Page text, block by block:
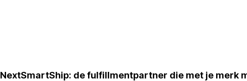
NextSmartShip: de fulfillmentpartner die met je merk